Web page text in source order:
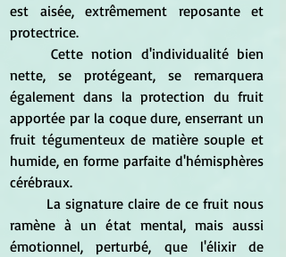
est aisée, extrêmement reposante et
protectrice.
nette, se protégeant, se remarquera
également dans la protection du fruit
apportée par la coque dure, enserrant un
fruit tégumenteux de matière souple et
humide, en forme parfaite d'hémisphères
cérébraux.
ramène à un état mental, mais aussi
émotionnel, perturbé, que l'élixir de